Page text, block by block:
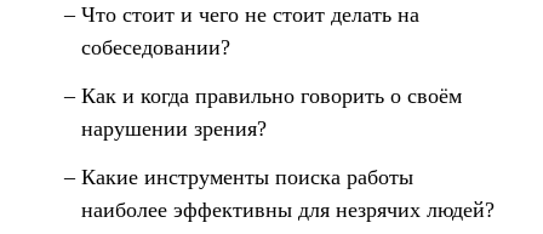
Что стоит и чего не стоит делать на
собеседовании?
Как и когда правильно говорить о своём
нарушении зрения?
Какие инструменты поиска работы
наиболее эффективны для незрячих людей?